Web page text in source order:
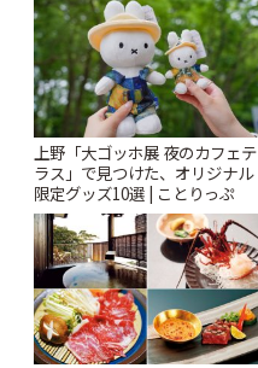
上野「大ゴッホ展 夜のカフェテ
ラス」で見つけた、オリジナル
限定グッズ10選 | ことりっぷ